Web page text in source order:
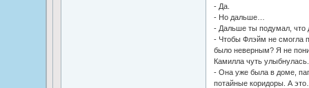
- Да.
- Но дальше…
- Дальше ты подумал, что
- Чтобы Флэйм не смогла
было неверным? Я не
Камилла чуть улыбнулась.
- Она уже была в доме,
потайные коридоры. А